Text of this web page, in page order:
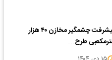
پیشرفت چشمگیر مخازن ۴۰ هزار
طرح…